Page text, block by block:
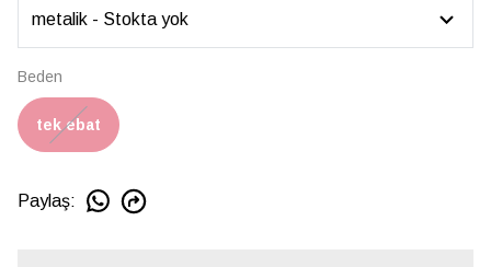
Beden
tek ebat
Paylaş: